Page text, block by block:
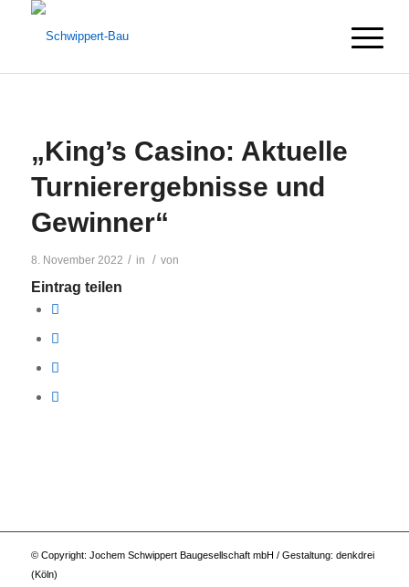
„King’s Casino: Aktuelle
Turnierergebnisse und
Gewinner“
8. November 2022 / in / von
Eintrag teilen
© Copyright: Jochem Schwippert Baugesellschaft mbH / Gestaltung: denkdrei
(Köln)